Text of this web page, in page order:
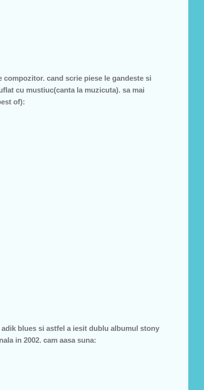
compozitor. cand scrie piese le gandeste si
cu mustiuc(canta la muzicuta). sa mai
of):
blues si astfel a iesit dublu albumul stony
in 2002. cam aasa suna: